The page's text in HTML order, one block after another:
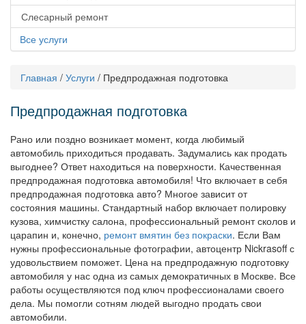
Слесарный ремонт
Все услуги
Главная / Услуги / Предпродажная подготовка
Предпродажная подготовка
Рано или поздно возникает момент, когда любимый
автомобиль приходиться продавать. Задумались как продать
выгоднее? Ответ находиться на поверхности. Качественная
предпродажная подготовка автомобиля! Что включает в себя
предпродажная подготовка авто? Многое зависит от
состояния машины. Стандартный набор включает полировку
кузова, химчистку салона, профессиональный ремонт сколов и
царапин и, конечно, ремонт вмятин без покраски. Если Вам
нужны профессиональные фотографии, автоцентр Nickrasoff с
удовольствием поможет. Цена на предпродажную подготовку
автомобиля у нас одна из самых демократичных в Москве. Все
работы осуществляются под ключ профессионалами своего
дела. Мы помогли сотням людей выгодно продать свои
автомобили.